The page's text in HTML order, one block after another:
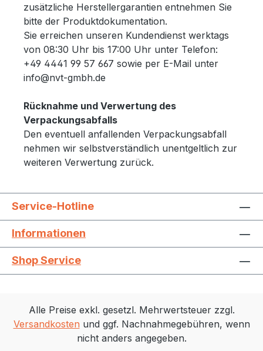
zusätzliche Herstellergarantien entnehmen Sie
bitte der Produktdokumentation.
Sie erreichen unseren Kundendienst werktags
von 08:30 Uhr bis 17:00 Uhr unter Telefon:
+49 4441 99 57 667 sowie per E-Mail unter
info@nvt-gmbh.de
Rücknahme und Verwertung des
Verpackungsabfalls
Den eventuell anfallenden Verpackungsabfall
nehmen wir selbstverständlich unentgeltlich zur
weiteren Verwertung zurück.
Service-Hotline
Informationen
Shop Service
Alle Preise exkl. gesetzl. Mehrwertsteuer zzgl.
Versandkosten und ggf. Nachnahmegebühren, wenn
nicht anders angegeben.